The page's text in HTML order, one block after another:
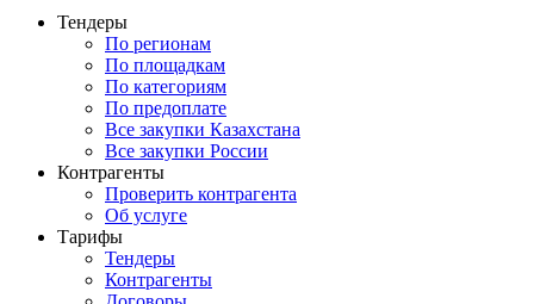
Тендеры
По регионам
По площадкам
По категориям
По предоплате
Все закупки Казахстана
Все закупки России
Контрагенты
Проверить контрагента
Об услуге
Тарифы
Тендеры
Контрагенты